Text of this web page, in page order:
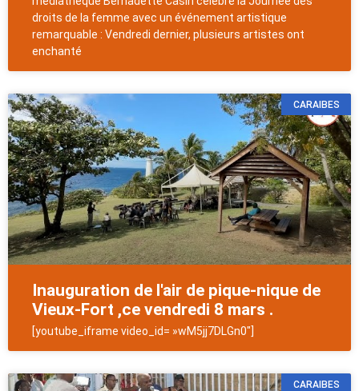
droits de la femme avec un événement artistique
remarquable : Vendredi dernier, plusieurs artistes ont
enchanté
CARAIBES
Inauguration de l'air de pique-nique de
Vieux-Fort ,ce vendredi 8 mars .
[youtube_iframe video_id= »wM5jj7DLGn0″]
CARAIBES